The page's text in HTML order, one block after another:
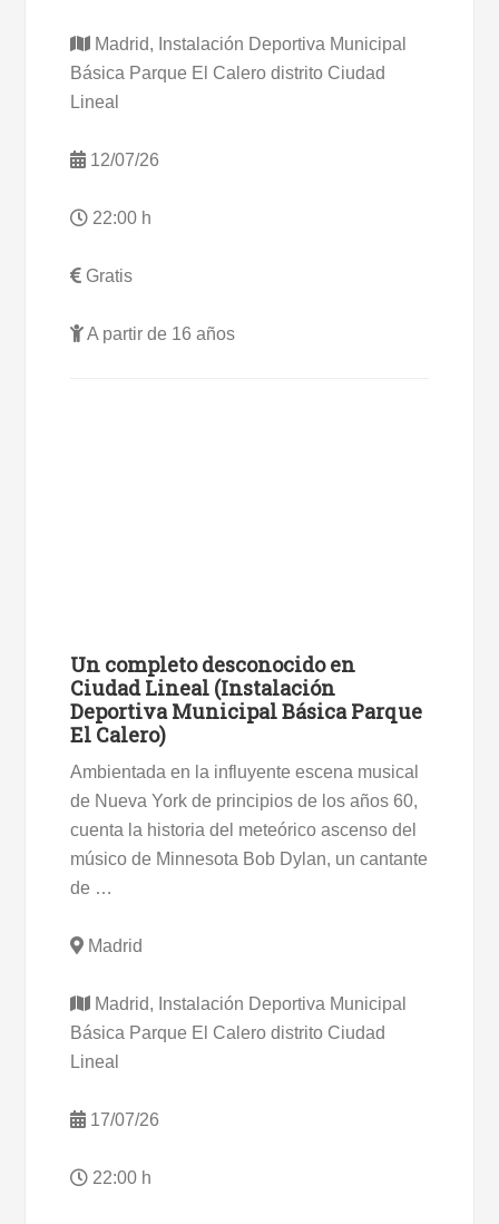
Madrid, Instalación Deportiva Municipal
Básica Parque El Calero distrito Ciudad
Lineal
12/07/26
22:00 h
Gratis
A partir de 16 años
Un completo desconocido en
Ciudad Lineal (Instalación
Deportiva Municipal Básica Parque
El Calero)
Ambientada en la influyente escena musical
de Nueva York de principios de los años 60,
cuenta la historia del meteórico ascenso del
músico de Minnesota Bob Dylan, un cantante
de …
Madrid
Madrid, Instalación Deportiva Municipal
Básica Parque El Calero distrito Ciudad
Lineal
17/07/26
22:00 h